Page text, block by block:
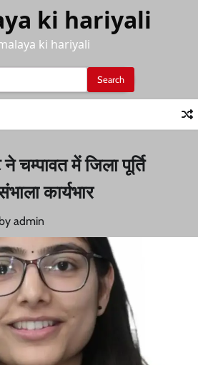
ki hariyali
ki hariyali
चम्पावत में जिला पूर्ति
कार्यभार
by admin